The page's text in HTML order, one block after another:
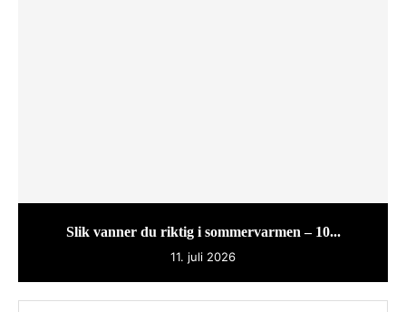
Slik vanner du riktig i sommervarmen – 10...
11. juli 2026